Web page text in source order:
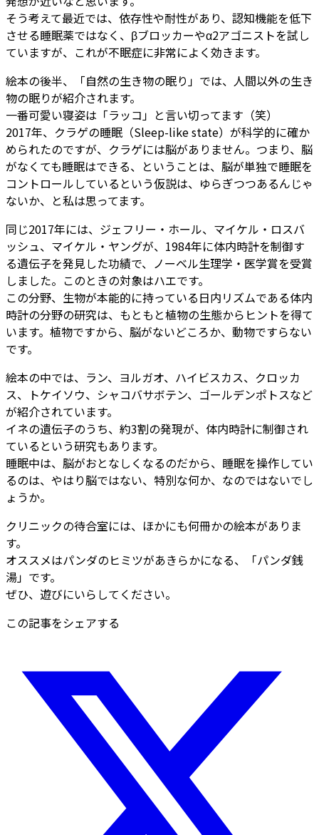
そう考えて最近では、依存性や耐性があり、認知機能を低下
させる睡眠薬ではなく、βブロッカーやα2アゴニストを試し
ていますが、これが不眠症に非常によく効きます。
絵本の後半、「自然の生き物の眠り」では、人間以外の生き
物の眠りが紹介されます。
一番可愛い寝姿は「ラッコ」と言い切ってます（笑）
2017年、クラゲの睡眠（Sleep-like state）が科学的に確か
められたのですが、クラゲには脳がありません。つまり、脳
がなくても睡眠はできる、ということは、脳が単独で睡眠を
コントロールしているという仮説は、ゆらぎつつあるんじゃ
ないか、と私は思ってます。
同じ2017年には、ジェフリー・ホール、マイケル・ロスバ
ッシュ、マイケル・ヤングが、1984年に体内時計を制御す
る遺伝子を発見した功績で、ノーベル生理学・医学賞を受賞
しました。このときの対象はハエです。
この分野、生物が本能的に持っている日内リズムである体内
時計の分野の研究は、もともと植物の生態からヒントを得て
います。植物ですから、脳がないどころか、動物ですらない
です。
絵本の中では、ラン、ヨルガオ、ハイビスカス、クロッカ
ス、トケイソウ、シャコバサボテン、ゴールデンポトスなど
が紹介されています。
イネの遺伝子のうち、約3割の発現が、体内時計に制御され
ているという研究もあります。
睡眠中は、脳がおとなしくなるのだから、睡眠を操作してい
るのは、やはり脳ではない、特別な何か、なのではないでし
ょうか。
クリニックの待合室には、ほかにも何冊かの絵本がありま
す。
オススメはパンダのヒミツがあきらかになる、「パンダ銭
湯」です。
ぜひ、遊びにいらしてください。
この記事をシェアする